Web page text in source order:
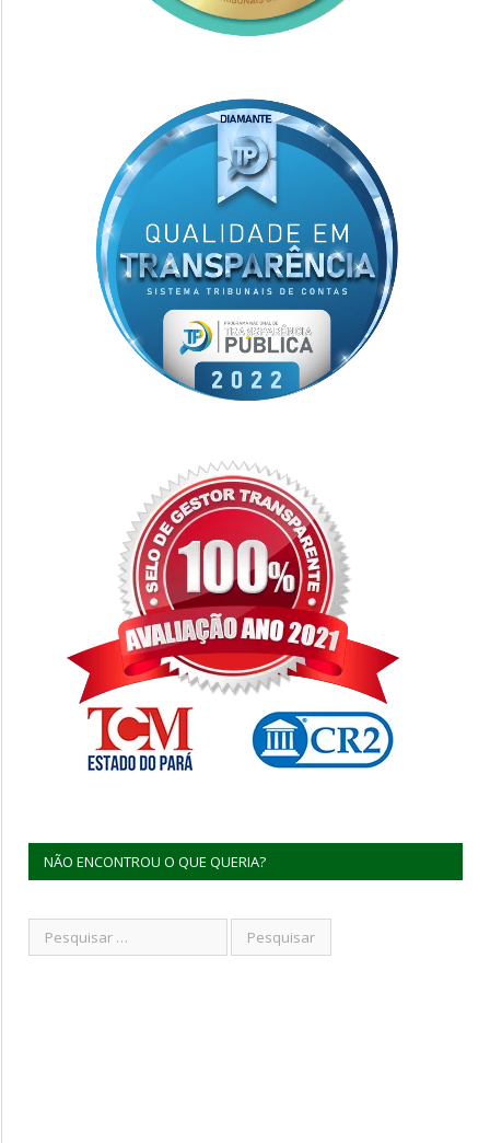
NÃO ENCONTROU O QUE QUERIA?